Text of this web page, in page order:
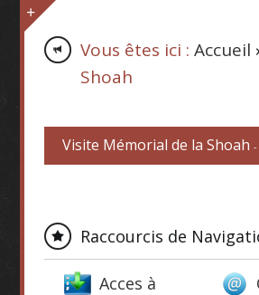
Vous êtes ici : Accueil
Shoah
Visite Mémorial de la Shoah -
Raccourcis de
Acces à